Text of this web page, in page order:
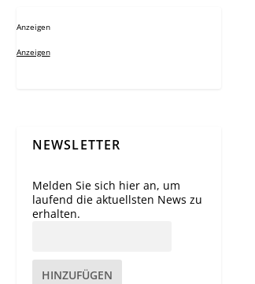
Anzeigen
Anzeigen
NEWSLETTER
Melden Sie sich hier an, um
laufend die aktuellsten News zu
erhalten.
HINZUFÜGEN